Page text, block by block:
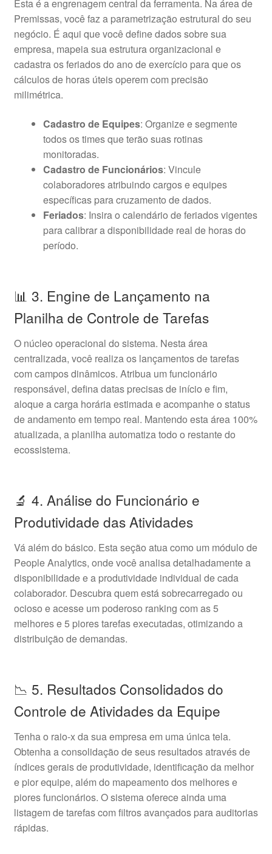
Esta é a engrenagem central da ferramenta. Na área de
Premissas, você faz a parametrização estrutural do seu
negócio. É aqui que você define dados sobre sua
empresa, mapeia sua estrutura organizacional e
cadastra os feriados do ano de exercício para que os
cálculos de horas úteis operem com precisão
milimétrica.
Cadastro de Equipes: Organize e segmente
todos os times que terão suas rotinas
monitoradas.
Cadastro de Funcionários: Vincule
colaboradores atribuindo cargos e equipes
específicas para cruzamento de dados.
Feriados: Insira o calendário de feriados vigentes
para calibrar a disponibilidade real de horas do
período.
📊 3. Engine de Lançamento na
Planilha de Controle de Tarefas
O núcleo operacional do sistema. Nesta área
centralizada, você realiza os lançamentos de tarefas
com campos dinâmicos. Atribua um funcionário
responsável, defina datas precisas de início e fim,
aloque a carga horária estimada e acompanhe o status
de andamento em tempo real. Mantendo esta área 100%
atualizada, a planilha automatiza todo o restante do
ecossistema.
🔬 4. Análise do Funcionário e
Produtividade das Atividades
Vá além do básico. Esta seção atua como um módulo de
People Analytics, onde você analisa detalhadamente a
disponibilidade e a produtividade individual de cada
colaborador. Descubra quem está sobrecarregado ou
ocioso e acesse um poderoso ranking com as 5
melhores e 5 piores tarefas executadas, otimizando a
distribuição de demandas.
📉 5. Resultados Consolidados do
Controle de Atividades da Equipe
Tenha o raio-x da sua empresa em uma única tela.
Obtenha a consolidação de seus resultados através de
índices gerais de produtividade, identificação da melhor
e pior equipe, além do mapeamento dos melhores e
piores funcionários. O sistema oferece ainda uma
listagem de tarefas com filtros avançados para auditorias
rápidas.